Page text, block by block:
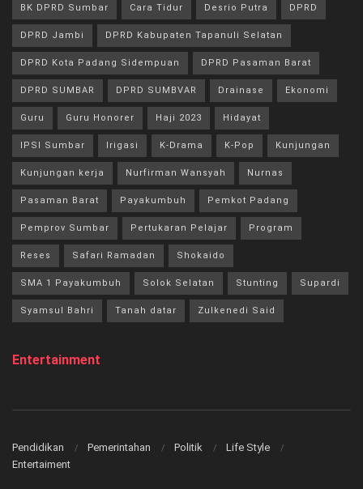
BK DPRD Sumbar Cara Tidur Desrio Putra DPRD
DPRD Jambi DPRD Kabupaten Tapanuli Selatan
DPRD Kota Padang Sidempuan DPRD Pasaman Barat
DPRD SUMBAR DPRD SUMBVAR Drainase Ekonomi
Guru Guru Honorer Haji 2023 Hidayat
IPSI Sumbar Irigasi K-Drama K-Pop Kunjungan
Kunjungan kerja Nurfirman Wansyah Nurnas
Pasaman Barat Payakumbuh Pemkot Padang
Pemprov Sumbar Pertukaran Pelajar Program
Reses Safari Ramadan Shokaido
SMA 1 Payakumbuh Solok Selatan Stunting Supardi
Syamsul Bahri Tanah datar Zulkenedi Said
Entertainment
Pendidikan Pemerintahan Politik
Life Style
Entertaiment